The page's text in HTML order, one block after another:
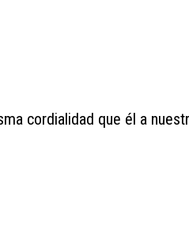
cordialidad que él a